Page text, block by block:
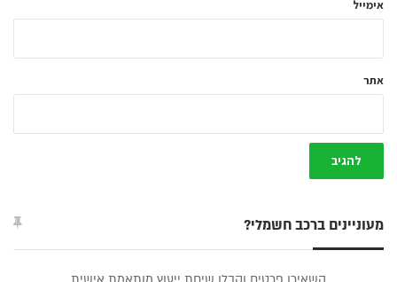
אימייל
אתר
מעוניינים ברכב חשמלי?